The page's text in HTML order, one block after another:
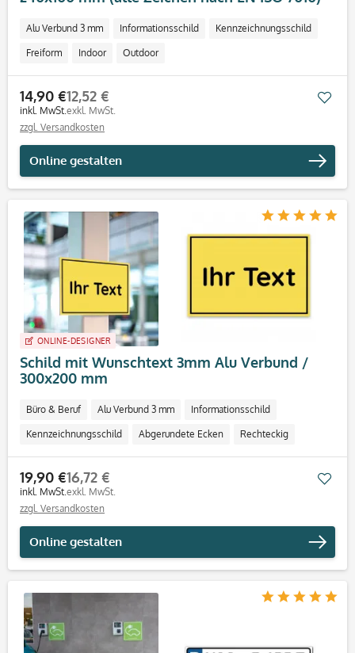
Alu Verbund 3 mm Informationsschild Kennzeichnungsschild
Freiform Indoor Outdoor
14,90 €
inkl. MwSt.
12,52 €
exkl. MwSt.
zzgl. Versandkosten
Online gestalten
ONLINE-DESIGNER
Schild mit Wunschtext 3mm Alu Verbund /
300x200 mm
Büro & Beruf Alu Verbund 3 mm Informationsschild
Kennzeichnungsschild Abgerundete Ecken Rechteckig
Indoor Outdoor
19,90 €
inkl. MwSt.
16,72 €
exkl. MwSt.
zzgl. Versandkosten
Online gestalten